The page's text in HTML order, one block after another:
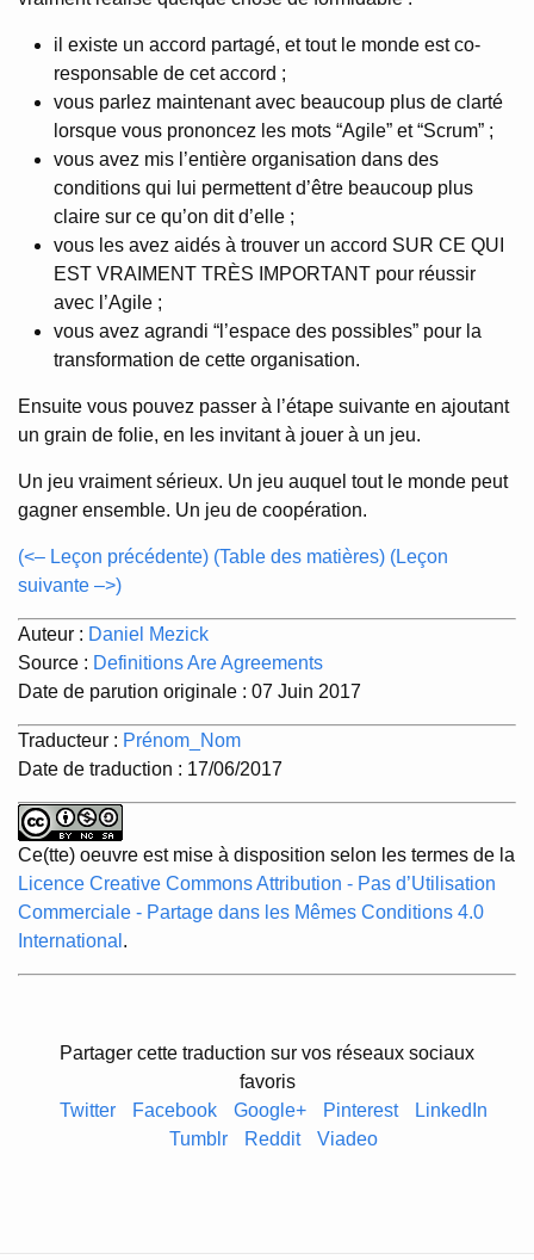
il existe un accord partagé, et tout le monde est co-
responsable de cet accord ;
vous parlez maintenant avec beaucoup plus de clarté
lorsque vous prononcez les mots “Agile” et “Scrum” ;
vous avez mis l’entière organisation dans des
conditions qui lui permettent d’être beaucoup plus
claire sur ce qu’on dit d’elle ;
vous les avez aidés à trouver un accord SUR CE QUI
EST VRAIMENT TRÈS IMPORTANT pour réussir
avec l’Agile ;
vous avez agrandi “l’espace des possibles” pour la
transformation de cette organisation.
Ensuite vous pouvez passer à l’étape suivante en ajoutant
un grain de folie, en les invitant à jouer à un jeu.
Un jeu vraiment sérieux. Un jeu auquel tout le monde peut
gagner ensemble. Un jeu de coopération.
(<– Leçon précédente) (Table des matières) (Leçon
suivante –>)
Auteur : Daniel Mezick
Source : Definitions Are Agreements
Date de parution originale : 07 Juin 2017
Traducteur : Prénom_Nom
Date de traduction : 17/06/2017
Ce(tte) oeuvre est mise à disposition selon les termes de la
Licence Creative Commons Attribution - Pas d’Utilisation
Commerciale - Partage dans les Mêmes Conditions 4.0
International .
Partager cette traduction sur vos réseaux sociaux
favoris
Twitter
Facebook Google+ Pinterest
LinkedIn
Tumblr
Reddit Viadeo